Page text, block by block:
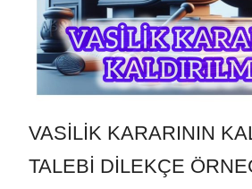
VASİLİK KARARININ
TALEBİ DİLEKÇE